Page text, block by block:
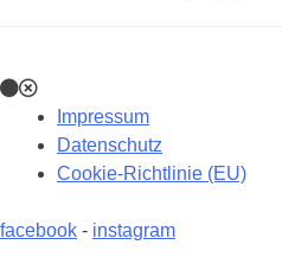
Impressum
Datenschutz
Cookie-Richtlinie (EU)
facebook - instagram